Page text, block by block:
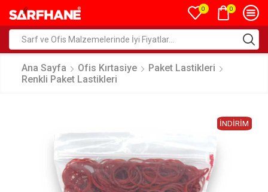
0 0
Ana Sayfa Ofis Kırtasiye
Paket Lastikleri
Renkli Paket Lastikleri
İNDIRIM